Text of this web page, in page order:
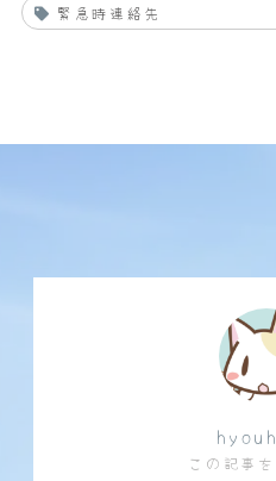
緊急時連絡先
この記事